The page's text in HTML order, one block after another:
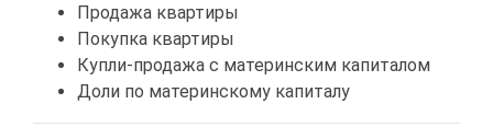
Продажа квартиры
Покупка квартиры
Купли-продажа с материнским капиталом
Доли по материнскому капиталу